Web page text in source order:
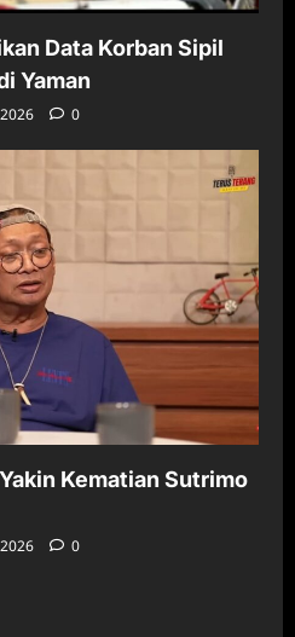
Data Korban Sipil
Yaman
0
Kematian Sutrimo
0